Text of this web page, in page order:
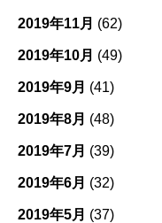
2019年11月 (62)
2019年10月 (49)
2019年9月 (41)
2019年8月 (48)
2019年7月 (39)
2019年6月 (32)
2019年5月 (37)